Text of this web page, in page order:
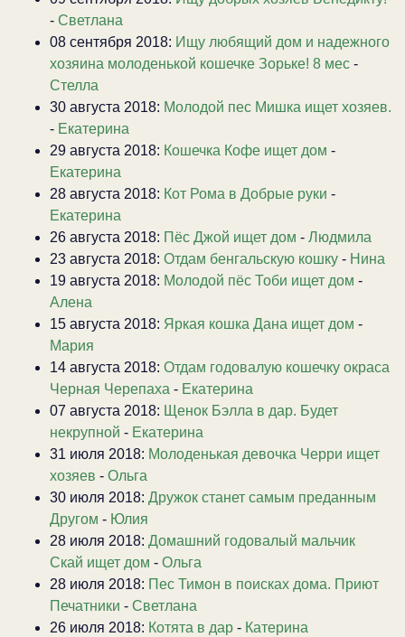
- Светлана
08 сентября 2018: Ищу любящий дом и надежного
хозяина молоденькой кошечке Зорьке! 8 мес -
Стелла
30 августа 2018: Молодой пес Мишка ищет хозяев.
- Екатерина
29 августа 2018: Кошечка Кофе ищет дом -
Екатерина
28 августа 2018: Кот Рома в Добрые руки -
Екатерина
26 августа 2018: Пёс Джой ищет дом - Людмила
23 августа 2018: Отдам бенгальскую кошку - Нина
19 августа 2018: Молодой пёс Тоби ищет дом -
Алена
15 августа 2018: Яркая кошка Дана ищет дом -
Мария
14 августа 2018: Отдам годовалую кошечку окраса
Черная Черепаха - Екатерина
07 августа 2018: Щенок Бэлла в дар. Будет
некрупной - Екатерина
31 июля 2018: Молоденькая девочка Черри ищет
хозяев - Ольга
30 июля 2018: Дружок станет самым преданным
Другом - Юлия
28 июля 2018: Домашний годовалый мальчик
Скай ищет дом - Ольга
28 июля 2018: Пес Тимон в поисках дома. Приют
Печатники - Светлана
26 июля 2018: Котята в дар - Катерина